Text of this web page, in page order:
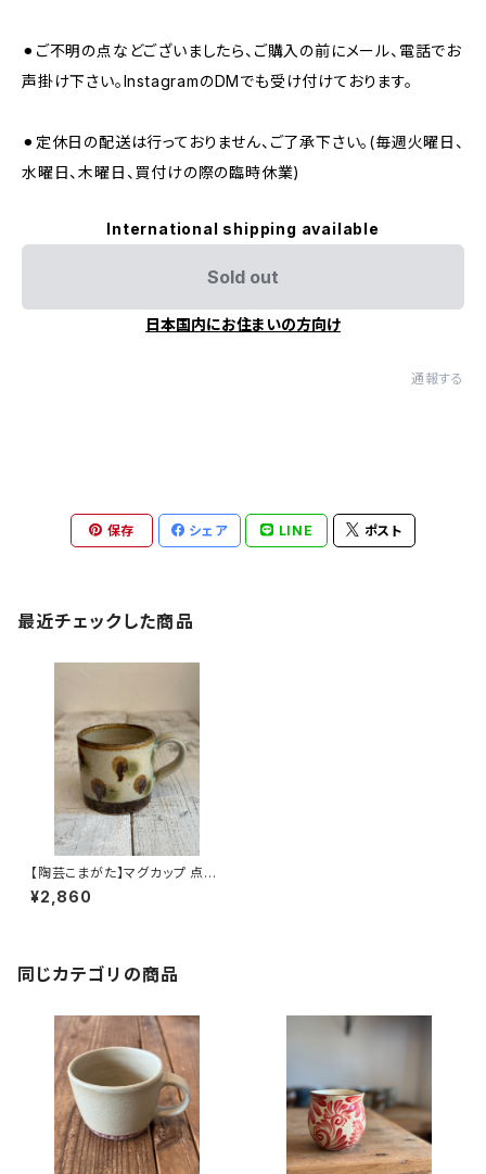
⚫︎ご不明の点などございましたら、ご購入の前にメール、電話でお
声掛け下さい。InstagramのDMでも受け付けております。
⚫︎定休日の配送は行っておりません、ご了承下さい。(毎週火曜日、
水曜日、木曜日、買付けの際の臨時休業)
International shipping available
Sold out
日本国内にお住まいの方向け
通報する
保存 シェア LINE ポスト
最近チェックした商品
【陶芸こまがた】マグカップ 点打
¥2,860
同じカテゴリの商品